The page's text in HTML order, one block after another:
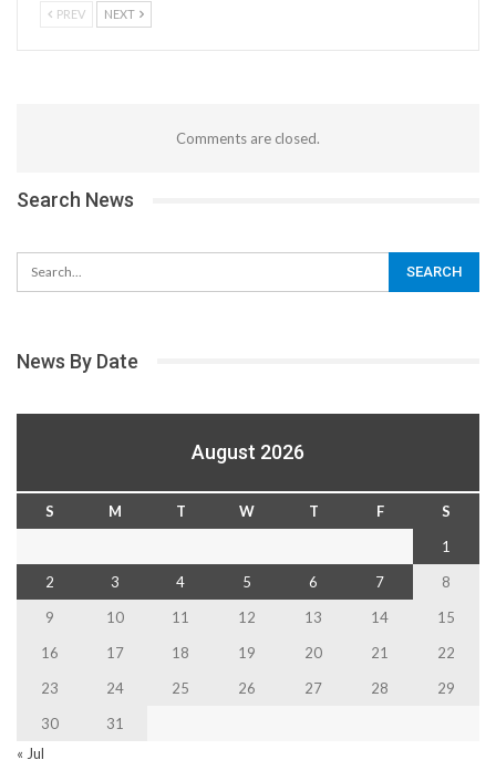
PREV NEXT
Comments are closed.
Search News
News By Date
August 2026
S M T W T F
S
1
2
3 4 5 6 7
8
9
10 11 12 13 14
15
16
17 18 19 20 21
22
23
24 25 26 27 28
29
30
31
« Jul